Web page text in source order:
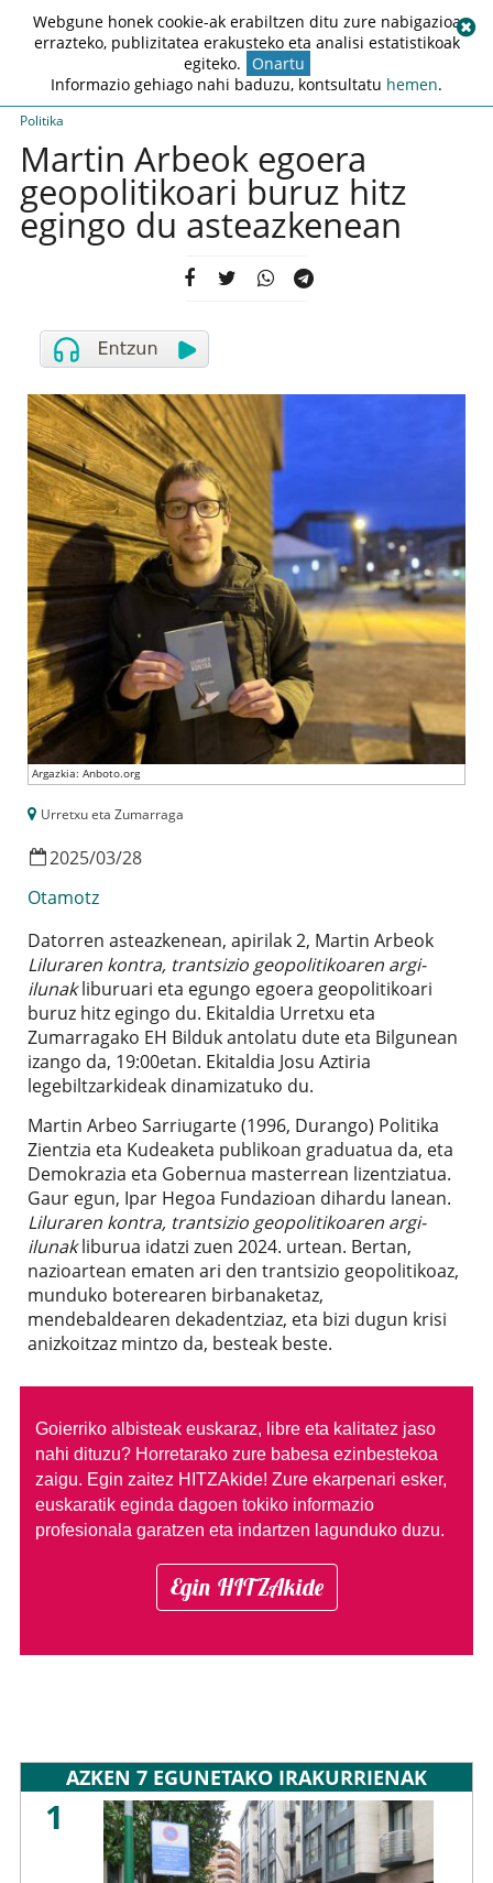
Politika
Martin Arbeok egoera
geopolitikoari buruz hitz
egingo du asteazkenean
Urretxu eta Zumarraga
Argazkia: Anboto.org
2025/03/28
Otamotz
Datorren asteazkenean, apirilak 2, Martin Arbeok
Liluraren kontra, trantsizio geopolitikoaren argi-
ilunakliburuari eta egungo egoera geopolitikoari
buruz hitz egingo du. Ekitaldia Urretxu eta
Zumarragako EH Bilduk antolatu dute eta Bilgunean
izango da, 19:00etan. Ekitaldia Josu Aztiria
legebiltzarkideak dinamizatuko du.
Martin Arbeo Sarriugarte (1996, Durango) Politika
Zientzia eta Kudeaketa publikoan graduatua da, eta
Demokrazia eta Gobernua masterrean lizentziatua.
Gaur egun, Ipar Hegoa Fundazioan dihardu lanean.
Liluraren kontra, trantsizio geopolitikoaren argi-
ilunakliburua idatzi zuen 2024. urtean. Bertan,
nazioartean ematen ari den trantsizio geopolitikoaz,
munduko boterearen birbanaketaz,
mendebaldearen dekadentziaz, eta bizi dugun krisi
anizkoitzaz mintzo da, besteak beste.
Goierriko albisteak euskaraz, libre eta kalitatez jaso
nahi dituzu? Horretarako zure babesa ezinbestekoa
zaigu. Egin zaitez HITZAkide! Zure ekarpenari esker,
euskaratik eginda dagoen tokiko informazio
profesionala garatzen eta indartzen lagunduko duzu.
Egin HITZAkide
AZKEN 7 EGUNETAKO IRAKURRIENAK
1
Webgune honek cookie-ak erabiltzen ditu zure nabigazioa
errazteko, publizitatea erakusteko eta analisi estatistikoak
egiteko. Onartu
Informazio gehiago nahi baduzu, kontsultatu hemen.